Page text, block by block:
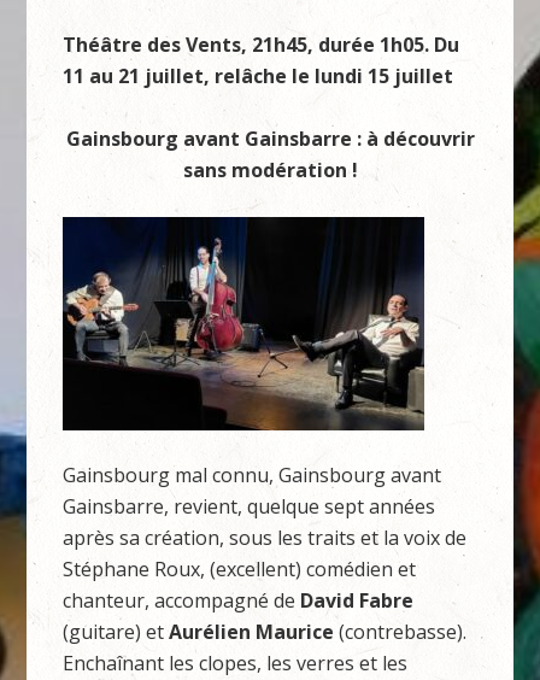
Théâtre des Vents, 21h45, durée 1h05. Du
11 au 21 juillet, relâche le lundi 15 juillet
Gainsbourg avant Gainsbarre : à découvrir
sans modération !
Gainsbourg mal connu, Gainsbourg avant
Gainsbarre, revient, quelque sept années
après sa création, sous les traits et la voix de
Stéphane Roux, (excellent) comédien et
chanteur, accompagné de David Fabre
(guitare) etAurélien Maurice (contrebasse).
Enchaînant les clopes, les verres et les